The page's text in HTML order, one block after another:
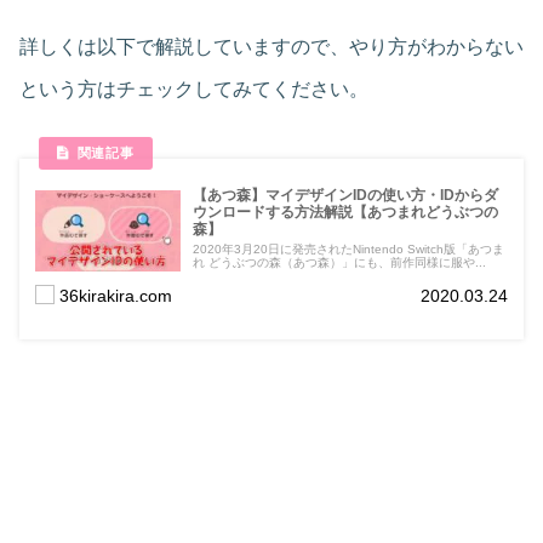
詳しくは以下で解説していますので、やり方がわからない
という方はチェックしてみてください。
【あつ森】マイデザインIDの使い方・IDからダ
ウンロードする方法解説【あつまれどうぶつの
森】
2020年3月20日に発売されたNintendo Switch版「あつま
れ どうぶつの森（あつ森）」にも、前作同様に服や...
36kirakira.com 2020.03.24